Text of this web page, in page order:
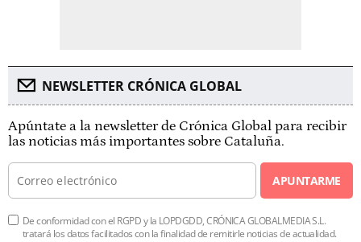
NEWSLETTER CRÓNICA GLOBAL
Apúntate a la newsletter de Crónica Global para recibir
las noticias más importantes sobre Cataluña.
APUNTARME
De conformidad con el RGPD y la LOPDGDD, CRÓNICA GLOBALMEDIA S.L.
tratará los datos facilitados con la finalidad de remitirle noticias de actualidad.